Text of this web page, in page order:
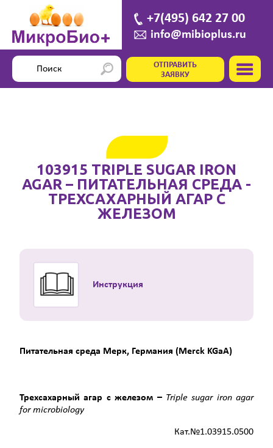
+7(495) 642 27 00
info@mibioplus.ru
ОТПРАВИТЬ
ЗАЯВКУ
103915 TRIPLE SUGAR IRON
AGAR – ПИТАТЕЛЬНАЯ СРЕДА -
ТРЕХСАХАРНЫЙ АГАР С
ЖЕЛЕЗОМ
Инструкция
Питательная среда Мерк, Германия (Merck KGaA)
Трехсахарный агар с железом – Triple sugar iron agar
for microbiology
Кат.№1.03915.0500